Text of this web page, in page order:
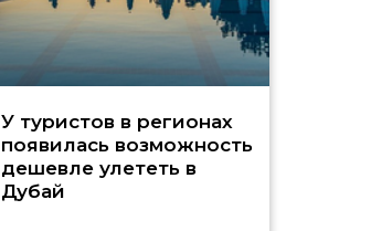
У туристов в регионах
появилась возможность
дешевле улететь в
Дубай